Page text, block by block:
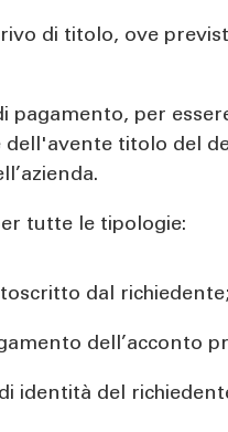
di titolo, ove
pagamento, per
dell'avente titolo del
tutte le tipologie:
dal richiedente;
dell’acconto
identità del